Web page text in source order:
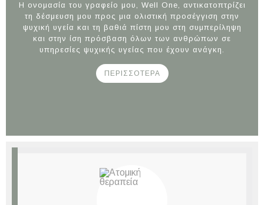
Η ονομασία του γραφείο μου, Well One, αντικατοπτρίζει
τη δέσμευση μου προς μια ολιστική προσέγγιση στην
ψυχική υγεία και τη βαθιά πίστη μου στη συμπερίληψη
και στην ίση πρόσβαση όλων των ανθρώπων σε
υπηρεσίες ψυχικής υγείας που έχουν ανάγκη.
ΠΕΡΙΣΣΟΤΕΡΑ